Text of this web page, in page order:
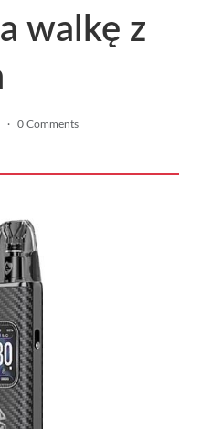
walkę z
· 0 Comments